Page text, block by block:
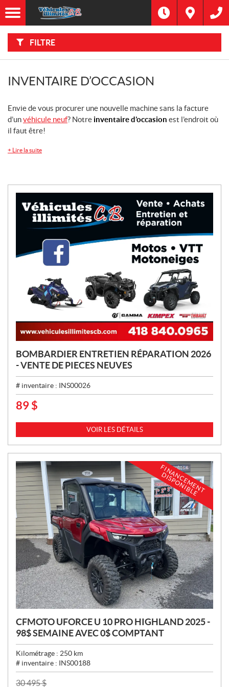
FILTRE
F
I
L
TFiltre
Catégorie
Prix
Inventaire
INVENTAIRE D’OCCASION
Envie de vous procurer une nouvelle machine sans la facture
d’unvéhicule neuf? Notre inventaire d’occasion est l’endroit où
il faut être!
+ Lire la suite
BOMBARDIER ENTRETIEN RÉPARATION 2026
- VENTE DE PIECES NEUVES
# inventaire : INS00026
P
X
:
89 $
VOIR LES DÉTAILS
F
I
N
A
N
C
E
M
E
N
T
D
I
S
P
O
N
I
B
L
E
CFMOTO UFORCE U 10 PRO HIGHLAND 2025 -
98$ SEMAINE AVEC 0$ COMPTANT
Kilométrage : 250 km
# inventaire : INS00188
P
30 495$